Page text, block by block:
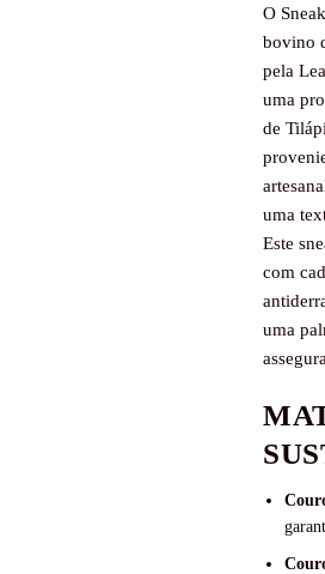
O
bovino
pela
uma
de
uma
Este
com
uma